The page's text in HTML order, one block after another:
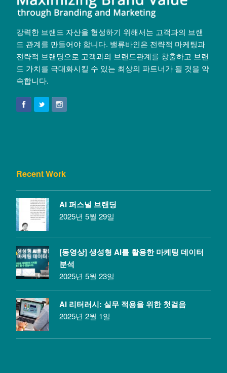
강력한 브랜드 자산을 형성하기 위해서는 고객과의 브랜
드 관계를 만들어야 합니다. 밸류바인은 전략적 마케팅과
전략적 브랜딩으로 고객과의 브랜드관계를 창출하고 브랜
드 가치를 극대화시킬 수 있는 최상의 파트너가 될 것을 약
속합니다.
Recent Work
AI 퍼스널 브랜딩
2025년 5월 29일
[동영상] 생성형 AI를 활용한 마케팅 데이터
분석
2025년 5월 23일
AI 리터러시: 실무 적용을 위한 첫걸음
2025년 2월 1일